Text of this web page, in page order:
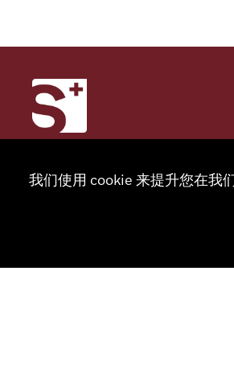
我们使用 cookie 来提升您在我